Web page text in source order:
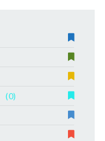
(0)